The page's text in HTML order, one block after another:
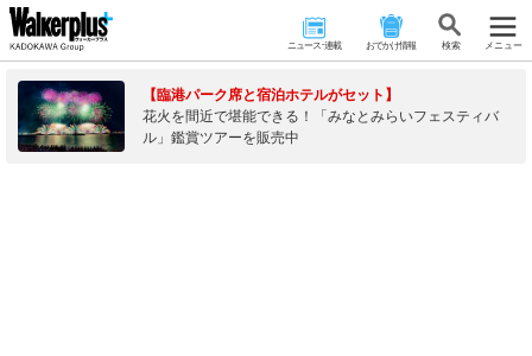
ニュース･連載 おでかけ情報 検 索 メニュー
【臨港パーク席と宿泊ホテルがセット】
花火を間近で堪能できる！「みなとみらいフェスティバ
ル」鑑賞ツアーを販売中